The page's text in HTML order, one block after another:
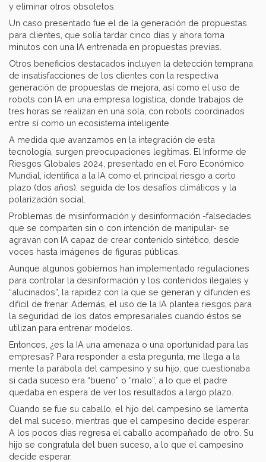
y eliminar otros obsoletos.
Un caso presentado fue el de la generación de propuestas
para clientes, que solía tardar cinco días y ahora toma
minutos con una IA entrenada en propuestas previas.
Otros beneficios destacados incluyen la detección temprana
de insatisfacciones de los clientes con la respectiva
generación de propuestas de mejora, así como el uso de
robots con IA en una empresa logística, donde trabajos de
tres horas se realizan en una sola, con robots coordinados
entre sí como un ecosistema inteligente.
A medida que avanzamos en la integración de esta
tecnología, surgen preocupaciones legítimas. El Informe de
Riesgos Globales 2024, presentado en el Foro Económico
Mundial, identifica a la IA como el principal riesgo a corto
plazo (dos años), seguida de los desafíos climáticos y la
polarización social.
Problemas de misinformación y desinformación -falsedades
que se comparten sin o con intención de manipular- se
agravan con IA capaz de crear contenido sintético, desde
voces hasta imágenes de figuras públicas.
Aunque algunos gobiernos han implementado regulaciones
para controlar la desinformación y los contenidos ilegales y
“alucinados”, la rapidez con la que se generan y difunden es
difícil de frenar. Además, el uso de la IA plantea riesgos para
la seguridad de los datos empresariales cuando éstos se
utilizan para entrenar modelos.
Entonces, ¿es la IA una amenaza o una oportunidad para las
empresas? Para responder a esta pregunta, me llega a la
mente la parábola del campesino y su hijo, que cuestionaba
si cada suceso era “bueno” o “malo”, a lo que el padre
quedaba en espera de ver los resultados a largo plazo.
Cuando se fue su caballo, el hijo del campesino se lamenta
del mal suceso, mientras que el campesino decide esperar.
A los pocos días regresa el caballo acompañado de otro. Su
hijo se congratula del buen suceso, a lo que el campesino
decide esperar.